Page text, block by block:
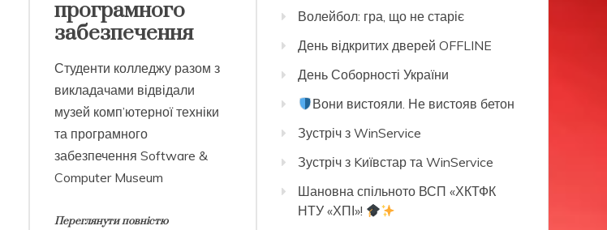
програмного
забезпечення
Студенти колледжу разом з
викладачами відвідали
музей комп’ютерної техніки
та програмного
забезпечення Software &
Computer Museum
Переглянути повністю
Волейбол: гра, що не старіє
День відкритих дверей OFFLINE
День Соборності України
Вони вистояли. Не вистояв бетон
Зустріч з WinService
Зустріч з Kиївстар та WinService
Шановна спільното ВСП «ХКТФК
НТУ «ХПІ»!